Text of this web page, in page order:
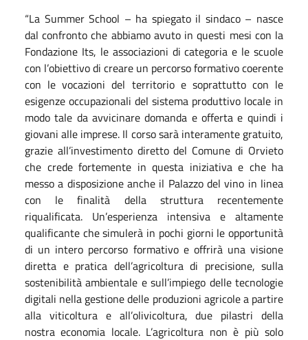
“La Summer School – ha spiegato il sindaco – nasce
dal confronto che abbiamo avuto in questi mesi con la
Fondazione Its, le associazioni di categoria e le scuole
con l’obiettivo di creare un percorso formativo coerente
con le vocazioni del territorio e soprattutto con le
esigenze occupazionali del sistema produttivo locale in
modo tale da avvicinare domanda e offerta e quindi i
giovani alle imprese. Il corso sarà interamente gratuito,
grazie all’investimento diretto del Comune di Orvieto
che crede fortemente in questa iniziativa e che ha
messo a disposizione anche il Palazzo del vino in linea
con le finalità della struttura recentemente
riqualificata. Un’esperienza intensiva e altamente
qualificante che simulerà in pochi giorni le opportunità
di un intero percorso formativo e offrirà una visione
diretta e pratica dell’agricoltura di precisione, sulla
sostenibilità ambientale e sull’impiego delle tecnologie
digitali nella gestione delle produzioni agricole a partire
alla viticoltura e all’olivicoltura, due pilastri della
nostra economia locale. L’agricoltura non è più solo